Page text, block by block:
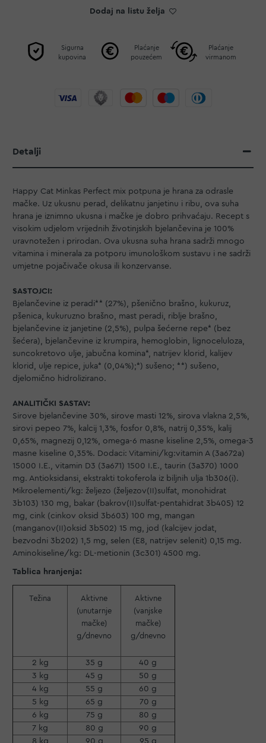
Dodaj na listu želja
Sigurna
kupovina
Plaćanje
pouzećem
Plaćanje
virmanom
Detalji
Happy Cat Minkas Perfect mix potpuna je hrana za odrasle
mačke. Uz ukusnu perad, delikatnu janjetinu i ribu, ova suha
hrana je iznimno ukusna i mačke je dobro prihvaćaju. Recept s
visokim udjelom vrijednih životinjskih bjelančevina je 100%
uravnotežen i prirodan. Ova ukusna suha hrana sadrži mnogo
vitamina i minerala za potporu imunološkom sustavu i ne sadrži
umjetne pojačivače okusa ili konzervanse.
SASTOJCI:
Bjelančevine iz peradi** (27%), pšenično brašno, kukuruz,
pšenica, kukuruzno brašno, mast peradi, riblje brašno,
bjelančevine iz janjetine (2,5%), pulpa šećerne repe* (bez
šećera), bjelančevine iz krumpira, hemoglobin, lignoceluloza,
suncokretovo ulje, jabučna komina*, natrijev klorid, kalijev
klorid, ulje repice, juka* (0,04%);*) sušeno; **) sušeno,
djelomično hidrolizirano.
ANALITIČKI SASTAV:
Sirove bjelančevine 30%, sirove masti 12%, sirova vlakna 2,5%,
sirovi pepeo 7%, kalcij 1,3%, fosfor 0,8%, natrij 0,35%, kalij
0,65%, magnezij 0,12%, omega-6 masne kiseline 2,5%, omega-3
masne kiseline 0,35%. Dodaci: Vitamini/kg:vitamin A (3a672a)
15000 I.E., vitamin D3 (3a671) 1500 I.E., taurin (3a370) 1000
mg. Antioksidansi, ekstrakti tokoferola iz biljnih ulja 1b306(i).
Mikroelementi/kg: željezo (željezov(II)sulfat, monohidrat
3b103) 130 mg, bakar (bakrov(II)sulfat-pentahidrat 3b405) 12
mg, cink (cinkov oksid 3b603) 100 mg, mangan
(manganov(II)oksid 3b502) 15 mg, jod (kalcijev jodat,
bezvodni 3b202) 1,5 mg, selen (E8, natrijev selenit) 0,15 mg.
Aminokiseline/kg: DL-metionin (3c301) 4500 mg.
Tablica hranjenja:
Težina
Aktivne
(unutarnje
mačke)
g/dnevno
Aktivne
(vanjske
mačke)
g/dnevno
2 kg 35 g
40 g
3 kg
45 g
50 g
4 kg
55 g
60 g
5 kg
65 g
70 g
6 kg
75 g
80 g
7 kg
80 g
90 g
8 kg
90 g 95 g